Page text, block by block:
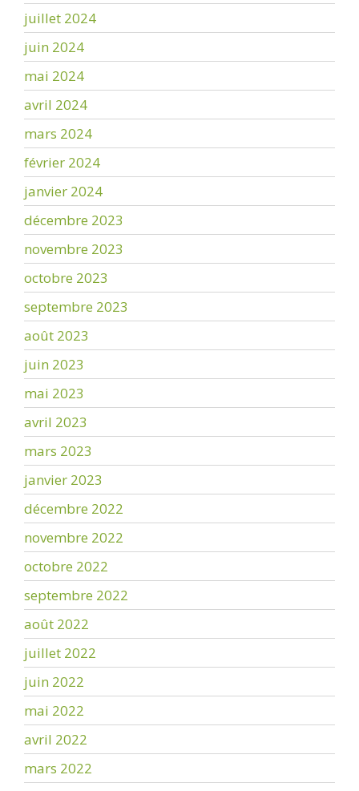
juillet 2024
juin 2024
mai 2024
avril 2024
mars 2024
février 2024
janvier 2024
décembre 2023
novembre 2023
octobre 2023
septembre 2023
août 2023
juin 2023
mai 2023
avril 2023
mars 2023
janvier 2023
décembre 2022
novembre 2022
octobre 2022
septembre 2022
août 2022
juillet 2022
juin 2022
mai 2022
avril 2022
mars 2022